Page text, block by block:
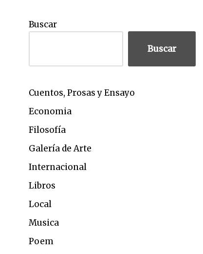
Buscar
Buscar
Cuentos, Prosas y Ensayo
Economia
Filosofía
Galería de Arte
Internacional
Libros
Local
Musica
Poem